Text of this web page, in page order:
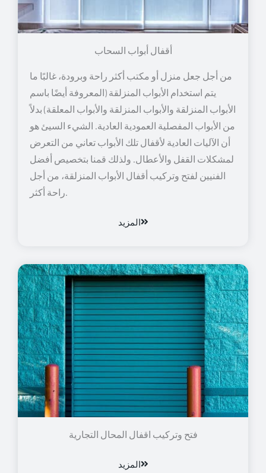
أقفال أبواب السحاب
من أجل جعل منزل أو مكتب أكثر راحة وبرودة، غالبًا ما
يتم استخدام الأبواب المنزلقة (المعروفة أيضًا باسم
الأبواب المنزلقة والأبواب المنزلقة والأبواب المعلقة) بدلاً
من الأبواب المفصلية العمودية العادية. الشيء السيئ هو
أن الآليات العادية لأقفال تلك الأبواب تعاني من التعرض
لمشكلات القفل والأعطال. ولذلك قمنا بتخصيص أفضل
الفنيين لفتح وتركيب أقفال الأبواب المنزلقة، من أجل
راحة أكثر.
المزيد
فتح وتركيب اقفال المحال التجارية
المزيد